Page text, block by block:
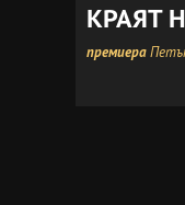
КРАЯТ
премиера